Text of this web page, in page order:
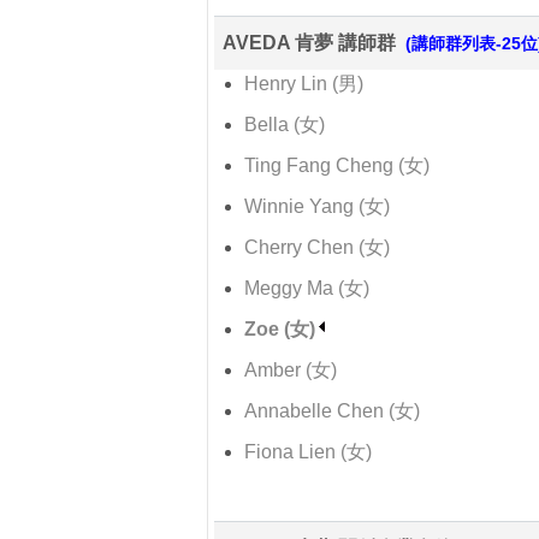
AVEDA 肯夢 講師群 (講師群列表-25
Henry Lin (男)
Bella (女)
Ting Fang Cheng (女)
Winnie Yang (女)
Cherry Chen (女)
Meggy Ma (女)
Zoe (女)
Amber (女)
Annabelle Chen (女)
Fiona Lien (女)